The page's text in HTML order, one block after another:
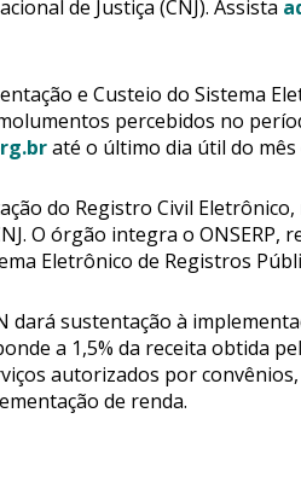
de Justiça (CNJ). Assista
e Custeio do Sistema
percebidos no
até o último dia útil do mês
do Registro Civil
O órgão integra o ONSERP,
Eletrônico de Registros
dará sustentação à
a 1,5% da receita obtida
autorizados por
de renda.